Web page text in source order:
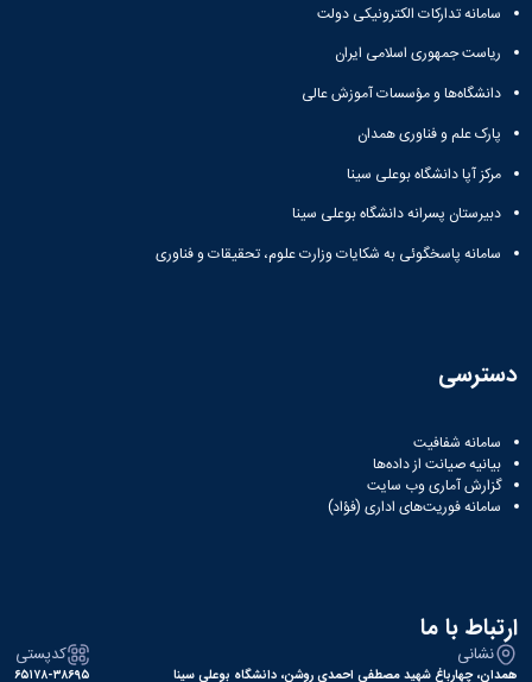
سامانه تدارکات الکترونیکی دولت
ریاست جمهوری اسلامی ایران
دانشگاه‌ها و مؤسسات آموزش عالی
پارک علم و فناوری همدان
مرکز آپا دانشگاه بوعلی سینا
دبیرستان پسرانه دانشگاه بوعلی سینا
سامانه پاسخگوئی به شکایات وزارت علوم، تحقیقات و فناوری
دسترسی
سامانه شفافیت
بیانیه صیانت از داده‌ها
گزارش آماری وب‌ سایت
سامانه فوریت‌های اداری (فؤاد)
ارتباط با ما
نشانی
همدان، چهارباغ شهید مصطفی احمدی روشن، دانشگاه بوعلی سینا
کدپستی
۶۵۱۷۸-۳۸۶۹۵